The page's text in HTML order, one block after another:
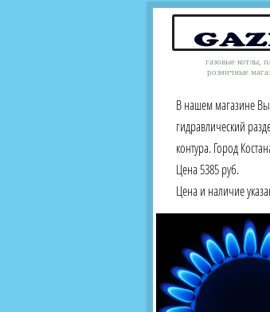
газовые котлы,
розничные
В нашем магазине Вы
гидравлический
контура. Город
Цена 5385 руб.
Цена и наличие